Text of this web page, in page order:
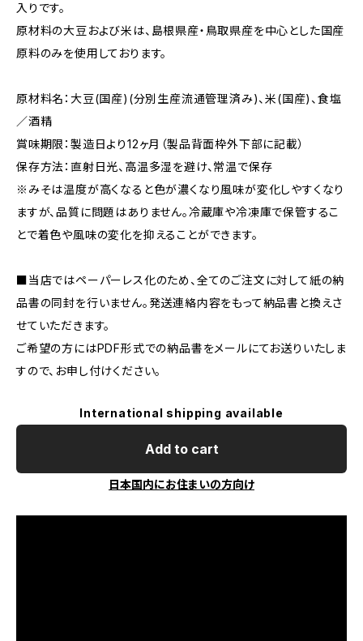
入りです。
原材料の大豆および米は、島根県産・鳥取県産を中心とした国産
原料のみを使用しております。
原材料名：大豆(国産)(分別生産流通管理済み)、米(国産)、食塩
／酒精
賞味期限：製造日より12ヶ月（製品背面枠外下部に記載）
保存方法：直射日光、高温多湿を避け、常温で保存
※みそは温度が高くなると色が濃くなり風味が変化しやすくなり
ますが、品質に問題はありません。冷蔵庫や冷凍庫で保管するこ
とで着色や風味の変化を抑えることができます。
■当店ではペーパーレス化のため、全てのご注文に対して紙の納
品書の同封を行いません。発送連絡内容をもって納品書と換えさ
せていただきます。
ご希望の方にはPDF形式での納品書をメールにてお送りいたしま
すので、お申し付けください。
International shipping available
Add to cart
日本国内にお住まいの方向け